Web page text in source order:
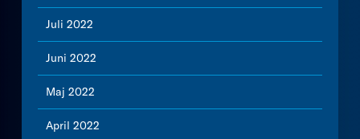
Juli 2022
Juni 2022
Maj 2022
April 2022